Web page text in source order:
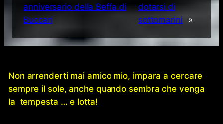
anniversario della Beffa di
Buccari
dotarsi di
sottomarini
»
Non arrenderti mai amico mio, impara a cercare
sempre il sole, anche quando sembra che venga
la tempesta … e lotta!